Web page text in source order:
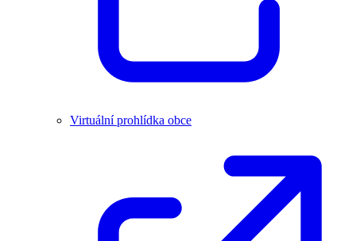
Virtuální prohlídka obce